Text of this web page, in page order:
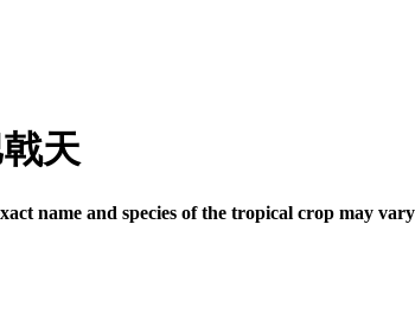
天
name and species of the tropical crop may